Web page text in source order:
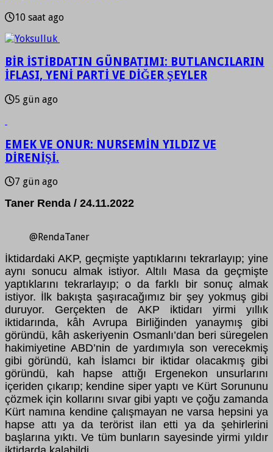
10 saat ago
BİR İSTİBDATIN GÜNBATIMI: BUTLANCILARIN
İFLASI, YENİ PARTİ VE DİĞER ŞEYLER
5 gün ago
EMEK VE ONUR: NURSEMİN YILDIZ VE
DİRENİŞİ.
7 gün ago
Taner Renda / 24.11.2022
@RendaTaner
İktidardaki AKP, geçmişte yaptıklarını tekrarlayıp; yine
aynı sonucu almak istiyor. Altılı Masa da geçmişte
yaptıklarını tekrarlayıp; o da farklı bir sonuç almak
istiyor. İlk bakışta şaşıracağımız bir şey yokmuş gibi
duruyor. Gerçekten de AKP iktidarı yirmi yıllık
iktidarında, kâh Avrupa Birliğinden yanaymış gibi
göründü, kâh askeriyenin Osmanlı’dan beri süregelen
hakimiyetine ABD’nin de yardımıyla son verecekmiş
gibi göründü, kah İslamcı bir iktidar olacakmış gibi
göründü, kah hapse attığı Ergenekon unsurlarını
içeriden çıkarıp; kendine siper yaptı ve Kürt Sorununu
çözmek için kollarını sıvar gibi yaptı ve çoğu zamanda
Kürt namına kendine çalışmayan ne varsa hepsini ya
hapse attı ya da terörist ilan etti ya da şehirlerini
başlarına yıktı. Ve tüm bunların sayesinde yirmi yıldır